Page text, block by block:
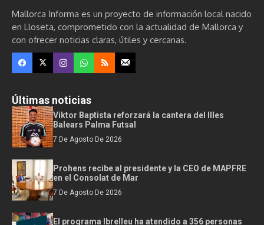
Mallorca Informa es un proyecto de información local nacido
en Lloseta, comprometido con la actualidad de Mallorca y
con ofrecer noticias claras, útiles y cercanas.
Últimas noticias
Viktor Baptista reforzará la cantera del Illes
Balears Palma Futsal
7 De Agosto De 2026
Prohens recibe al presidente y la CEO de MAPFRE
en el Consolat de Mar
7 De Agosto De 2026
El programa Ibrelleu ha atendido a 356 personas